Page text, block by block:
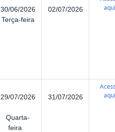
30/06/2026
Terça-feira
02/07/2026
aqui
29/07/2026
Quarta-
feira
31/07/2026
aqui